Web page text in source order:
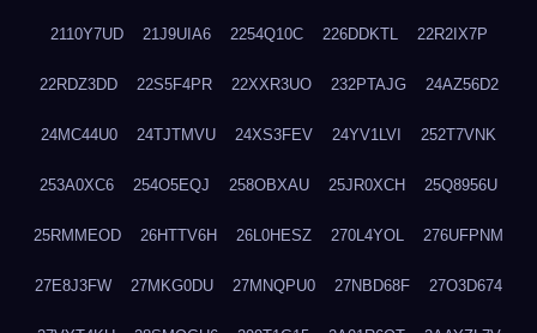
2110Y7UD 21J9UIA6 2254Q10C 226DDKTL 22R2IX7P
22RDZ3DD 22S5F4PR 22XXR3UO 232PTAJG 24AZ56D2
24MC44U0 24TJTMVU 24XS3FEV 24YV1LVI 252T7VNK
253A0XC6 254O5EQJ 258OBXAU 25JR0XCH 25Q8956U
25RMMEOD 26HTTV6H 26L0HESZ 270L4YOL 276UFPNM
27E8J3FW 27MKG0DU 27MNQPU0 27NBD68F 27O3D674